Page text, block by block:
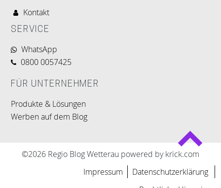
Kontakt
SERVICE
WhatsApp
0800 0057425
FÜR UNTERNEHMER
Produkte & Lösungen
Werben auf dem Blog
©2026 Regio Blog Wetterau powered by krick.com
Impressum
Datenschutzerklärung